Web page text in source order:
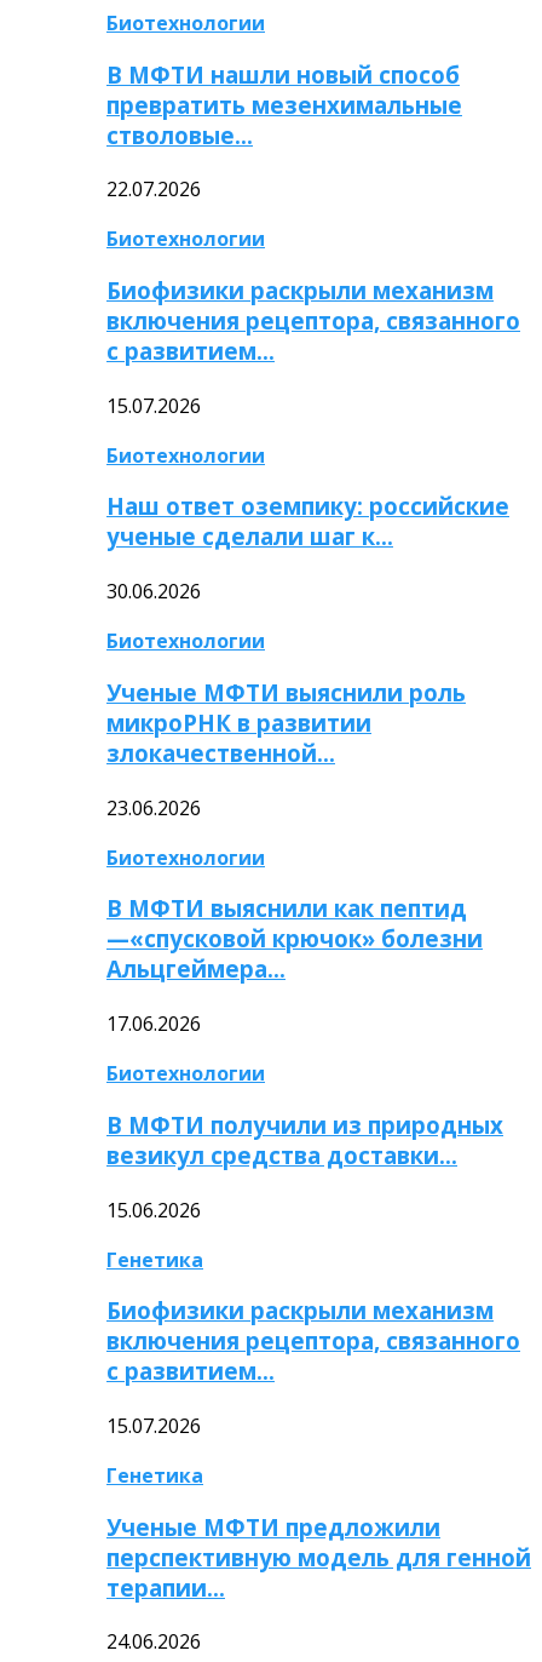
Биотехнологии
В МФТИ нашли новый способ
превратить мезенхимальные
стволовые…
22.07.2026
Биотехнологии
Биофизики раскрыли механизм
включения рецептора, связанного
с развитием…
15.07.2026
Биотехнологии
Наш ответ оземпику: российские
ученые сделали шаг к…
30.06.2026
Биотехнологии
Ученые МФТИ выяснили роль
микроРНК в развитии
злокачественной…
23.06.2026
Биотехнологии
В МФТИ выяснили как пептид
—«спусковой крючок» болезни
Альцгеймера…
17.06.2026
Биотехнологии
В МФТИ получили из природных
везикул средства доставки…
15.06.2026
Генетика
Биофизики раскрыли механизм
включения рецептора, связанного
с развитием…
15.07.2026
Генетика
Ученые МФТИ предложили
перспективную модель для генной
терапии…
24.06.2026